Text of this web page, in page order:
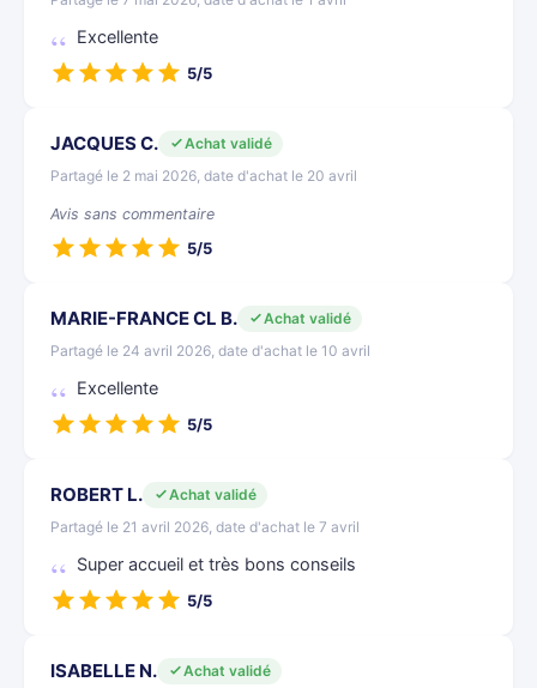
Excellente
5/5
JACQUES C.
Achat validé
Partagé le 2 mai 2026, date d'achat le 20 avril
Avis sans commentaire
5/5
MARIE-FRANCE CL B.
Achat validé
Partagé le 24 avril 2026, date d'achat le 10 avril
Excellente
5/5
ROBERT L.
Achat validé
Partagé le 21 avril 2026, date d'achat le 7 avril
Super accueil et très bons conseils
5/5
ISABELLE N.
Achat validé